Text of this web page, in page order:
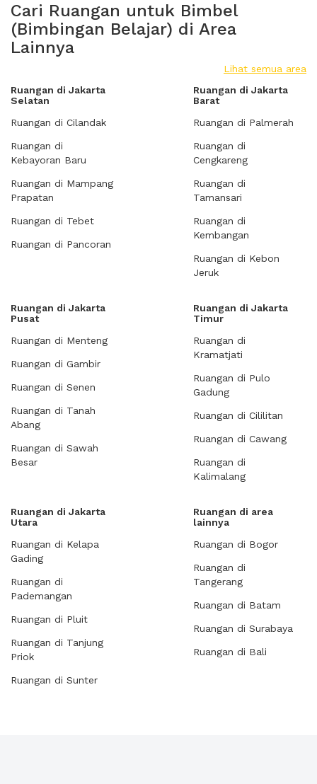
Cari Ruangan untuk Bimbel
(Bimbingan Belajar) di Area
Lainnya
Lihat semua area
Ruangan di Jakarta
Selatan
Ruangan di Cilandak
Ruangan di
Kebayoran Baru
Ruangan di Mampang
Prapatan
Ruangan di Tebet
Ruangan di Pancoran
Ruangan di Jakarta
Barat
Ruangan di Palmerah
Ruangan di
Cengkareng
Ruangan di
Tamansari
Ruangan di
Kembangan
Ruangan di Kebon
Jeruk
Ruangan di Jakarta
Pusat
Ruangan di Menteng
Ruangan di Gambir
Ruangan di Senen
Ruangan di Tanah
Abang
Ruangan di Sawah
Besar
Ruangan di Jakarta
Timur
Ruangan di
Kramatjati
Ruangan di Pulo
Gadung
Ruangan di Cililitan
Ruangan di Cawang
Ruangan di
Kalimalang
Ruangan di Jakarta
Utara
Ruangan di Kelapa
Gading
Ruangan di
Pademangan
Ruangan di Pluit
Ruangan di Tanjung
Priok
Ruangan di Sunter
Ruangan di area
lainnya
Ruangan di Bogor
Ruangan di
Tangerang
Ruangan di Batam
Ruangan di Surabaya
Ruangan di Bali